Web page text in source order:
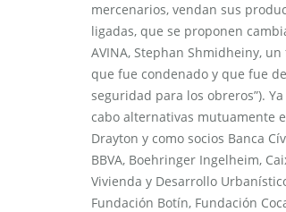
mercenarios, vendan sus
ligadas, que se proponen
AVINA, Stephan Shmidheiny,
que fue condenado y que fue
seguridad para los obreros”).
cabo alternativas mutuamente
Drayton y como socios Banca
BBVA, Boehringer Ingelheim,
Vivienda y Desarrollo
Fundación Botín, Fundación